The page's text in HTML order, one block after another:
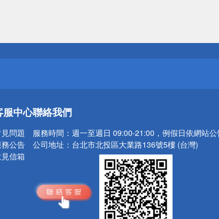
小心！
小心！
服中心
問題
公告
信箱
聯絡我們
服務時間： 週一至週日 09:00-21:00，例假日依網站
公司地址： 台北市北投區大業路136號5樓 (台灣)